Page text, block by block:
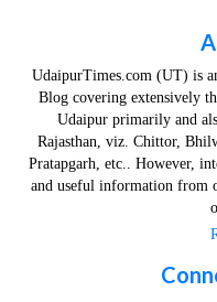
UdaipurTimes.com (UT) is
Blog covering extensively
Udaipur primarily and
Rajasthan, viz. Chittor,
Pratapgarh, etc.. However,
and useful information from